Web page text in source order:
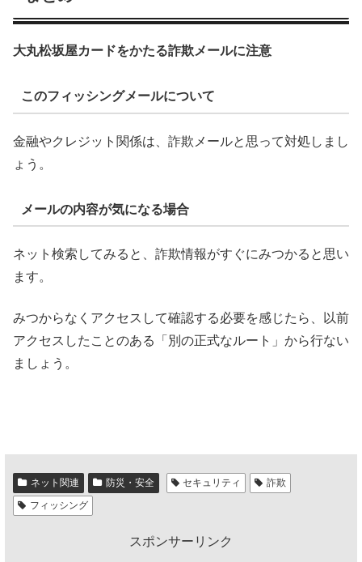
大丸松坂屋カードをかたる詐欺メールに注意
このフィッシングメールについて
金融やクレジット関係は、詐欺メールと思って対処しまし
ょう。
メールの内容が気になる場合
ネット検索してみると、詐欺情報がすぐにみつかると思い
ます。
みつからなくアクセスして確認する必要を感じたら、以前
アクセスしたことのある「別の正式なルート」から行ない
ましょう。
ネット関連 防災・安全 セキュリティ
詐欺
フィッシング
スポンサーリンク